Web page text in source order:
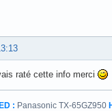
raté cette info merci
: Panasonic TX-65GZ950